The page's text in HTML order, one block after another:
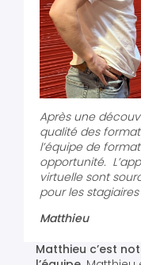
Après une
qualité des
l’équipe de
opportunité.
virtuelle sont
pour les
Matthieu
Matthieu c’est